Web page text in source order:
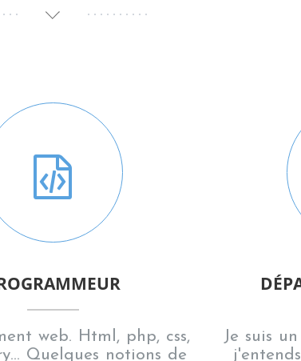
web. Html, php, css,
Quelques notions de
Je suis